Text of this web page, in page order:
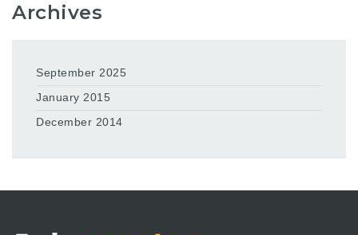
Archives
September 2025
January 2015
December 2014